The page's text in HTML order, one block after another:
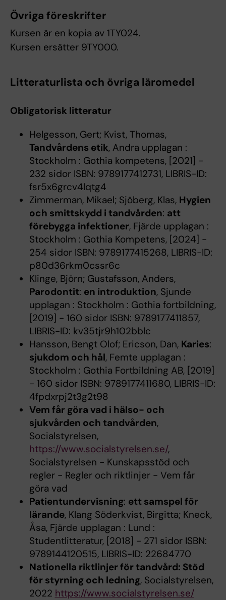
Övriga föreskrifter
Kursen är en kopia av 1TY024.
Kursen ersätter 9TY000.
Litteraturlista och övriga läromedel
Obligatorisk litteratur
Helgesson, Gert; Kvist, Thomas,
Tandvårdens etik, Andra upplagan :
Stockholm : Gothia kompetens, [2021] -
232 sidor ISBN: 9789177412731, LIBRIS-ID:
fsr5x6grcv4lqtg4
Zimmerman, Mikael; Sjöberg, Klas, Hygien
och smittskydd i tandvården: att
förebygga infektioner, Fjärde upplagan :
Stockholm : Gothia Kompetens, [2024] -
254 sidor ISBN: 9789177415268, LIBRIS-ID:
p80d36rkm0cssr6c
Klinge, Björn; Gustafsson, Anders,
Parodontit: en introduktion, Sjunde
upplagan : Stockholm : Gothia fortbildning,
[2019] - 160 sidor ISBN: 9789177411857,
LIBRIS-ID: kv35tjr9h102bblc
Hansson, Bengt Olof; Ericson, Dan, Karies:
sjukdom och hål, Femte upplagan :
Stockholm : Gothia Fortbildning AB, [2019]
- 160 sidor ISBN: 9789177411680, LIBRIS-ID:
4fpdxrpj2t3g2t98
Vem får göra vad i hälso- och
sjukvården och tandvården,
Socialstyrelsen,
https://www.socialstyrelsen.se/,
Socialstyrelsen - Kunskapsstöd och
regler - Regler och riktlinjer - Vem får
göra vad
Patientundervisning: ett samspel för
lärande, Klang Söderkvist, Birgitta; Kneck,
Åsa, Fjärde upplagan : Lund :
Studentlitteratur, [2018] - 271 sidor ISBN:
9789144120515, LIBRIS-ID: 22684770
Nationella riktlinjer för tandvård: Stöd
för styrning och ledning, Socialstyrelsen,
2022 https://www.socialstyrelsen.se/